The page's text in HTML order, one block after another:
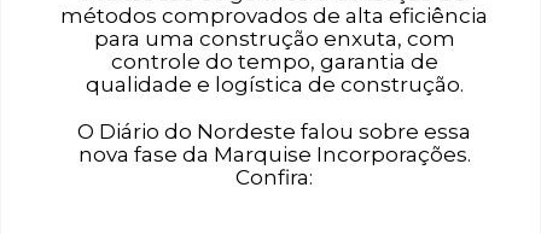
métodos comprovados de alta eficiência
para uma construção enxuta, com
controle do tempo, garantia de
qualidade e logística de construção.
O Diário do Nordeste falou sobre essa
nova fase da Marquise Incorporações.
Confira: